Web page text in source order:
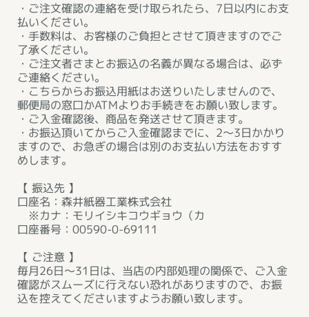
・ご注文確認の連絡を受け取られたら、7日以内にお支
払いください。
・手数料は、お客様のご負担とさせて頂きますのでご
了承ください。
・ご注文者さまとお振込の名義が異なる場合は、必ず
ご連絡ください。
・こちらからお振込用紙はお送りいたしませんので、
郵便局の窓口かATMよりお手続きをお願い致します。
・ご入金確認後、商品を発送させて頂きます。
・お振込頂いてからご入金確認までに、2～3日かかり
ますので、お急ぎの場合は別のお支払い方法をおすす
めします。
【 振込先 】
口座名：森井紙器工業株式会社
※カナ：モリイシキコウギョウ（カ
口座番号：00590-0-69111
【 ご注意 】
毎月26日～31日は、当店の内部処理の関係で、ご入金
確認がスムーズに行えない恐れがありますので、お振
込を控えてくださいますようお願い致します。